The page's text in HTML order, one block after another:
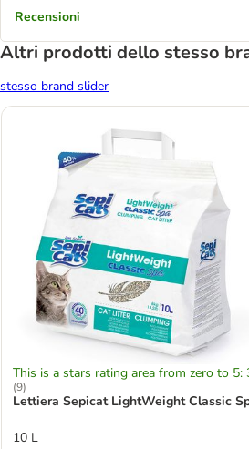
Recensioni
Altri prodotti dello stesso
stesso brand slider
This is a stars rating area from zero to 5:
(9)
Lettiera Sepicat LightWeight Classic
10 L